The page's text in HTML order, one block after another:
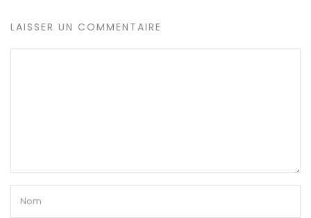
LAISSER UN COMMENTAIRE